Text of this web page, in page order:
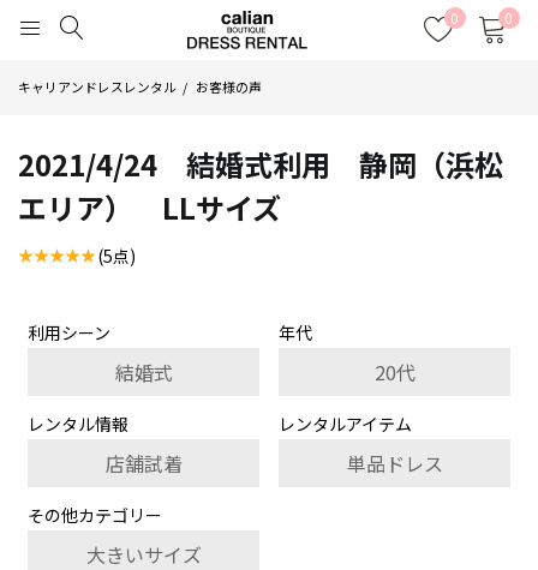
0 0
キャリアンドレスレンタル お客様の声
2021/4/24 結婚式利用 静岡（浜松
エリア） LLサイズ
(5点)
利用シーン
結婚式
年代
20代
レンタル情報
店舗試着
レンタルアイテム
単品ドレス
その他カテゴリー
大きいサイズ